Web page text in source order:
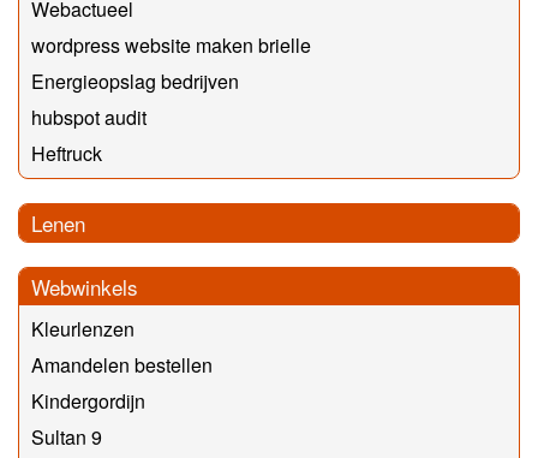
Webactueel
wordpress website maken brielle
Energieopslag bedrijven
hubspot audit
Heftruck
Lenen
Webwinkels
Kleurlenzen
Amandelen bestellen
Kindergordijn
Sultan 9